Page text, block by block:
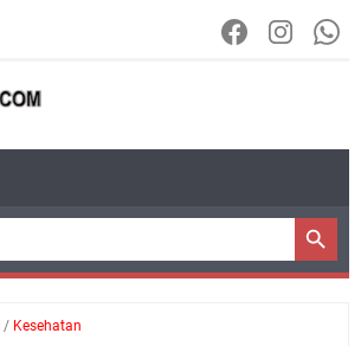
/ Kesehatan